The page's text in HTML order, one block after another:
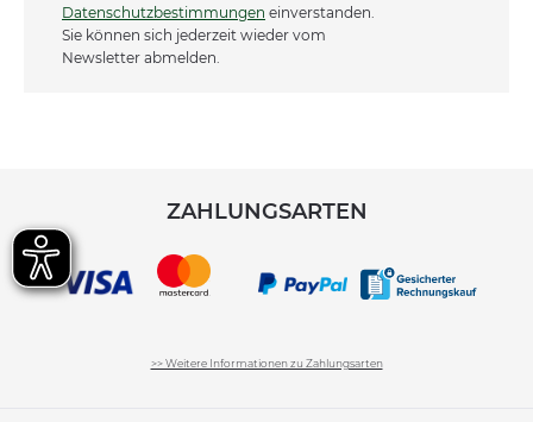
Datenschutzbestimmungen einverstanden.
Sie können sich jederzeit wieder vom
Newsletter abmelden.
ZAHLUNGSARTEN
>> Weitere Informationen zu Zahlungsarten